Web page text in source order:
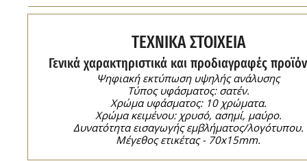
ΤΕΧΝΙΚΑ ΣΤΟΙΧΕΙΑ
Γενικά χαρακτηριστικά και προδιαγραφές
Ψηφιακή εκτύπωση υψηλής ανάλυσης
Τύπος υφάσματος: σατέν.
Χρώμα υφάσματος: 10 χρώματα.
Χρώμα κειμένου: χρυσό, ασημί, μαύρο.
Δυνατότητα εισαγωγής εμβλήματος/λογότυπου.
Μέγεθος ετικέτας - 70x15mm.